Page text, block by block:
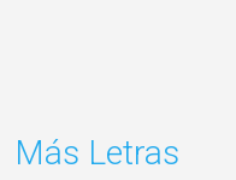
Más Letras